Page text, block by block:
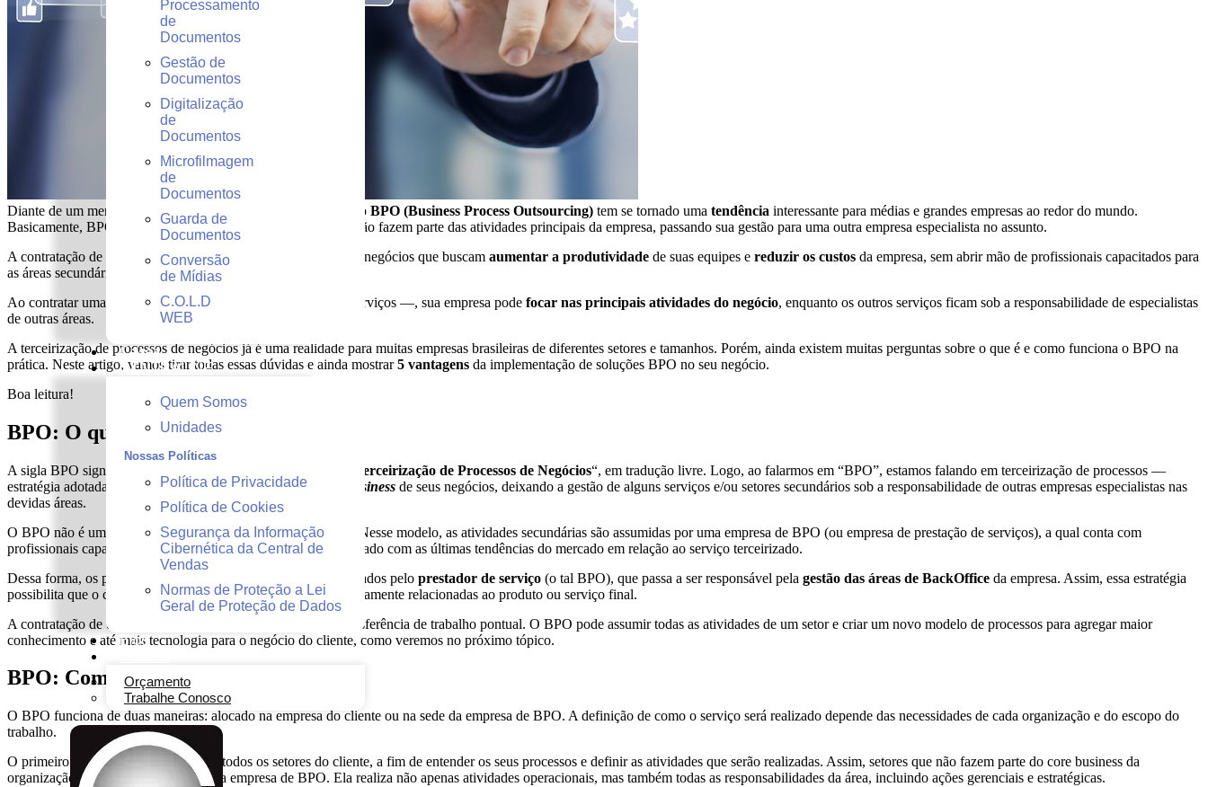
Processamento
de
Documentos
Gestão de
Documentos
Digitalização
de
Documentos
Microfilmagem
de
Documentos
Guarda de
Documentos
Conversão
de Mídias
C.O.L.D
WEB
Cases
CENTRALINF
Quem Somos
Unidades
Nossas Políticas
Política de Privacidade
Política de Cookies
Segurança da Informação
Cibernética da Central de
Vendas
Normas de Proteção a Lei
Geral de Proteção de Dados
Blog
Orçamento
Trabalhe Conosco
Diante de um mercado cada vez mais moderno e competitivo, o BPO (Business Process Outsourcing) tem se tornado uma tendência interessante para médias e grandes empresas ao redor do mundo.
Basicamente, BPO se refere à terceirização de processos que não fazem parte das atividades principais da empresa, passando sua gestão para uma outra empresa especialista no assunto.
A contratação de um serviço BPO é uma solução atraente para negócios que buscam aumentar a produtividade de suas equipes e reduzir os custos da empresa, sem abrir mão de profissionais capacitados para
as áreas secundárias, é claro.
Ao contratar uma empresa de BPO — ou seja, ao terceirizar serviços —, sua empresa pode focar nas principais atividades do negócio, enquanto os outros serviços ficam sob a responsabilidade de especialistas
de outras áreas.
A terceirização de processos de negócios já é uma realidade para muitas empresas brasileiras de diferentes setores e tamanhos. Porém, ainda existem muitas perguntas sobre o que é e como funciona o BPO na
prática. Neste artigo, vamos tirar todas essas dúvidas e ainda mostrar5 vantagens da implementação de soluções BPO no seu negócio.
Boa leitura!
BPO: O que é?
A sigla BPO significa Terceirização de Processos de Negócios“, em tradução livre. Logo, ao falarmos em “BPO”, estamos falando em terceirização de processos —
estratégia adotada por empresas que desejamfocar no core business de seus negócios, deixando a gestão de alguns serviços e/ou setores secundários sob a responsabilidade de outras empresas especialistas nas
devidas áreas.
O BPO não é um serviço em si, mas um modelo de negócios. Nesse modelo, as atividades secundárias são assumidas por uma empresa de BPO (ou empresa de prestação de serviços), a qual conta com
profissionais capacitados e com o conhecimento técnico atualizado com as últimas tendências do mercado em relação ao serviço terceirizado.
Dessa forma, os processos internos são automatizados e otimizados pelo prestador de serviço (o tal BPO), que passa a ser responsável pela gestão das áreas de BackOffice da empresa. Assim, essa estratégia
possibilita que o cliente se dedique às atividades que estão diretamente relacionadas ao produto ou serviço final.
A contratação de uma empresa de BPO não é apenas uma transferência de trabalho pontual. O BPO pode assumir todas as atividades de um setor e criar um novo modelo de processos para agregar maior
conhecimento e até mais tecnologia para o negócio do cliente, como veremos no próximo tópico.
BPO: Como funciona?
O BPO funciona de duas maneiras: alocado na empresa do cliente ou na sede da empresa de BPO. A definição de como o serviço será realizado depende das necessidades de cada organização e do escopo do
trabalho.
O primeiro passo consiste em mapear todos os setores do cliente, a fim de entender os seus processos e definir as atividades que serão realizadas. Assim, setores que não fazem parte do core business da
organização podem ser assumidos pela empresa de BPO. Ela realiza não apenas atividades operacionais, mas também todas as responsabilidades da área, incluindo ações gerenciais e estratégicas.